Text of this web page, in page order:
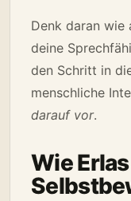
Denk daran wie
deine
den Schritt in
menschliche
darauf vor.
Wie